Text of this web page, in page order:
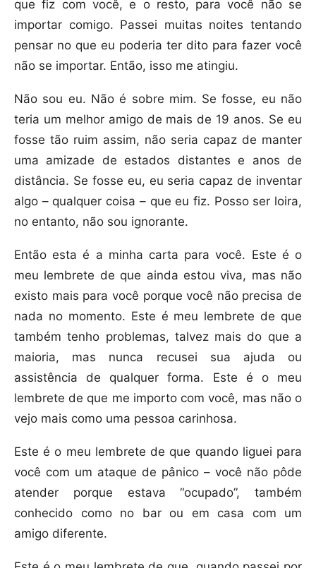
que fiz com você, e o resto, para você não se
importar comigo. Passei muitas noites tentando
pensar no que eu poderia ter dito para fazer você
não se importar. Então, isso me atingiu.
Não sou eu. Não é sobre mim. Se fosse, eu não
teria um melhor amigo de mais de 19 anos. Se eu
fosse tão ruim assim, não seria capaz de manter
uma amizade de estados distantes e anos de
distância. Se fosse eu, eu seria capaz de inventar
algo – qualquer coisa – que eu fiz. Posso ser loira,
no entanto, não sou ignorante.
Então esta é a minha carta para você. Este é o
meu lembrete de que ainda estou viva, mas não
existo mais para você porque você não precisa de
nada no momento. Este é meu lembrete de que
também tenho problemas, talvez mais do que a
maioria, mas nunca recusei sua ajuda ou
assistência de qualquer forma. Este é o meu
lembrete de que me importo com você, mas não o
vejo mais como uma pessoa carinhosa.
Este é o meu lembrete de que quando liguei para
você com um ataque de pânico – você não pôde
atender porque estava “ocupado”, também
conhecido como no bar ou em casa com um
amigo diferente.